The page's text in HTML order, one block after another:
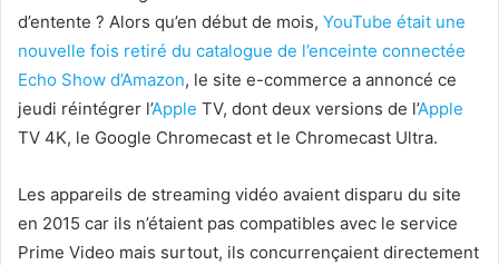
d’entente ? Alors qu’en début de mois, YouTube était une
nouvelle fois retiré du catalogue de l’enceinte connectée
Echo Show d’Amazon, le site e-commerce a annoncé ce
jeudi réintégrer l’Apple TV, dont deux versions de l’Apple
TV 4K, le Google Chromecast et le Chromecast Ultra.
Les appareils de streaming vidéo avaient disparu du site
en 2015 car ils n’étaient pas compatibles avec le service
Prime Video mais surtout, ils concurrençaient directement